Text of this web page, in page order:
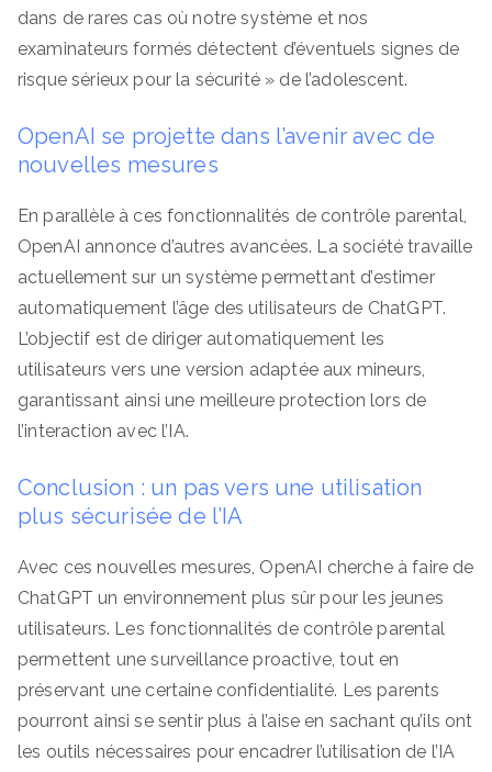
dans de rares cas où notre système et nos
examinateurs formés détectent d’éventuels signes de
risque sérieux pour la sécurité » de l’adolescent.
OpenAI se projette dans l’avenir avec de
nouvelles mesures
En parallèle à ces fonctionnalités de contrôle parental,
OpenAI annonce d’autres avancées. La société travaille
actuellement sur un système permettant d’estimer
automatiquement l’âge des utilisateurs de ChatGPT.
L’objectif est de diriger automatiquement les
utilisateurs vers une version adaptée aux mineurs,
garantissant ainsi une meilleure protection lors de
l’interaction avec l’IA.
Conclusion : un pas vers une utilisation
plus sécurisée de l’IA
Avec ces nouvelles mesures, OpenAI cherche à faire de
ChatGPT un environnement plus sûr pour les jeunes
utilisateurs. Les fonctionnalités de contrôle parental
permettent une surveillance proactive, tout en
préservant une certaine confidentialité. Les parents
pourront ainsi se sentir plus à l’aise en sachant qu’ils ont
les outils nécessaires pour encadrer l’utilisation de l’IA